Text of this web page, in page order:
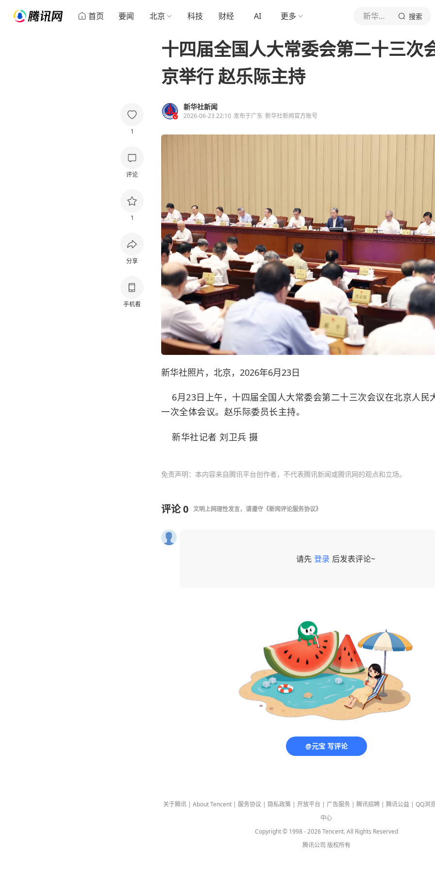
首页 要闻 北京 科技 财经 AI 更多 新华社新闻 搜索
1
评论
1
分享
手机看
十四届全国人大常委会第二十三次
京举行 赵乐际主持
新华社新闻
2026-06-23 22:10 发布于广东 新华社新闻官方账号
新华社照片，北京，2026年6月23日
6月23日上午，十四届全国人大常委会第二十三次会议在北京人民
一次全体会议。赵乐际委员长主持。
新华社记者 刘卫兵 摄
免责声明：本内容来自腾讯平台创作者，不代表腾讯新闻或腾讯网的观点和立场。
评论0 文明上网理性发言，请遵守 《新闻评论服务协议》
请先 登录 后发表评论~
@元宝 写评论
关于腾讯 | About Tencent | 服务协议 | 隐私政策 | 开放平台 | 广告服务 | 腾讯招聘 | 腾讯公益 | QQ浏
中心
Copyright © 1998 -2026Tencent. All Rights Reserved
腾讯公司 版权所有